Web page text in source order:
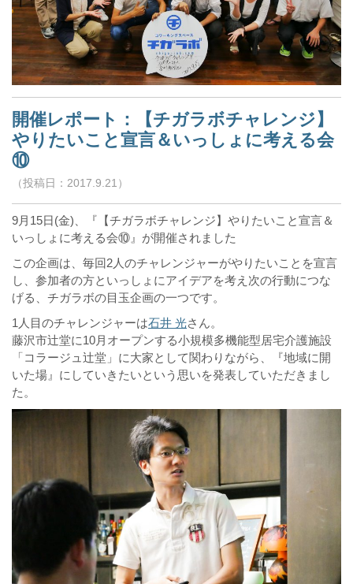
開催レポート：【チガラボチャレンジ】
やりたいこと宣言＆いっしょに考える会
⑩
（投稿日：2017.9.21）
9月15日(金)、『【チガラボチャレンジ】やりたいこと宣言＆
いっしょに考える会⑩』が開催されました
この企画は、毎回2人のチャレンジャーがやりたいことを宣言
し、参加者の方といっしょにアイデアを考え次の行動につな
げる、チガラボの目玉企画の一つです。
1人目のチャレンジャーは石井 光さん。
藤沢市辻堂に10月オープンする小規模多機能型居宅介護施設
「コラージュ辻堂」に大家として関わりながら、『地域に開
いた場』にしていきたいという思いを発表していただきまし
た。